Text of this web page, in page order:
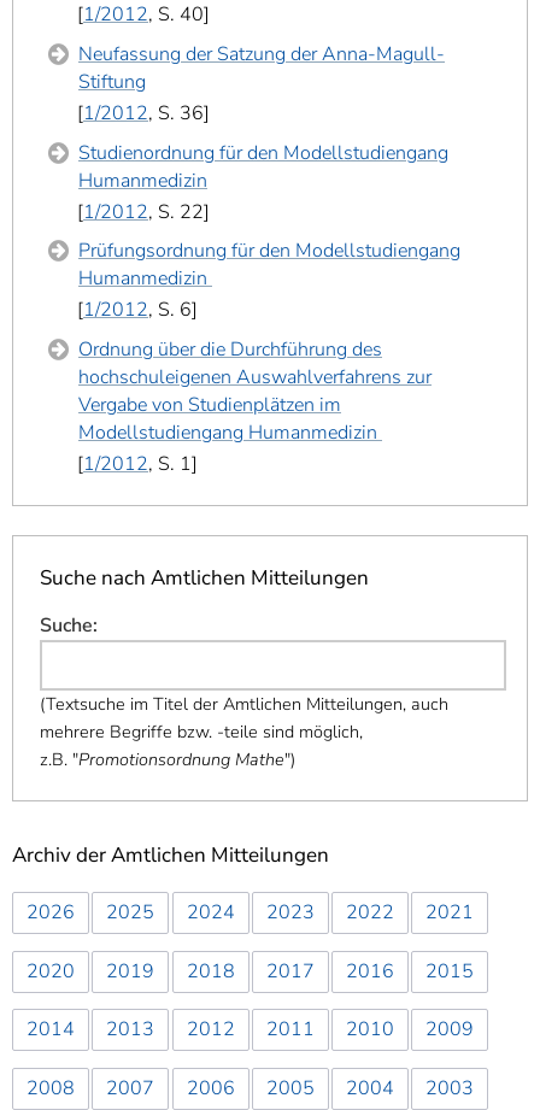
1/2012, S. 40
Neufassung der Satzung der Anna-Magull-
Stiftung
1/2012, S. 36
Studienordnung für den Modellstudiengang
Humanmedizin
1/2012, S. 22
Prüfungsordnung für den Modellstudiengang
Humanmedizin
1/2012, S. 6
Ordnung über die Durchführung des
hochschuleigenen Auswahlverfahrens zur
Vergabe von Studienplätzen im
Modellstudiengang Humanmedizin
1/2012, S. 1
Suche nach Amtlichen Mitteilungen
Suche:
(Textsuche im Titel der Amtlichen Mitteilungen, auch
mehrere Begriffe bzw. -teile sind möglich,
z.B. "Promotionsordnung Mathe")
Archiv der Amtlichen Mitteilungen
2026 2025 2024 2023 2022 2021
2020 2019 2018 2017 2016 2015
2014 2013 2012 2011 2010 2009
2008 2007 2006 2005 2004 2003